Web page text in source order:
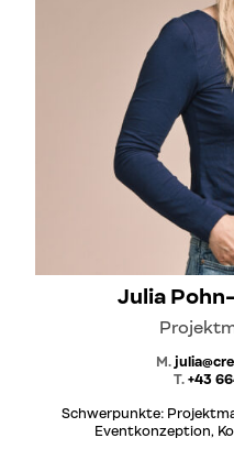
Julia
M.
T. +43
Schwerpunkte:
Eventkonzeption,